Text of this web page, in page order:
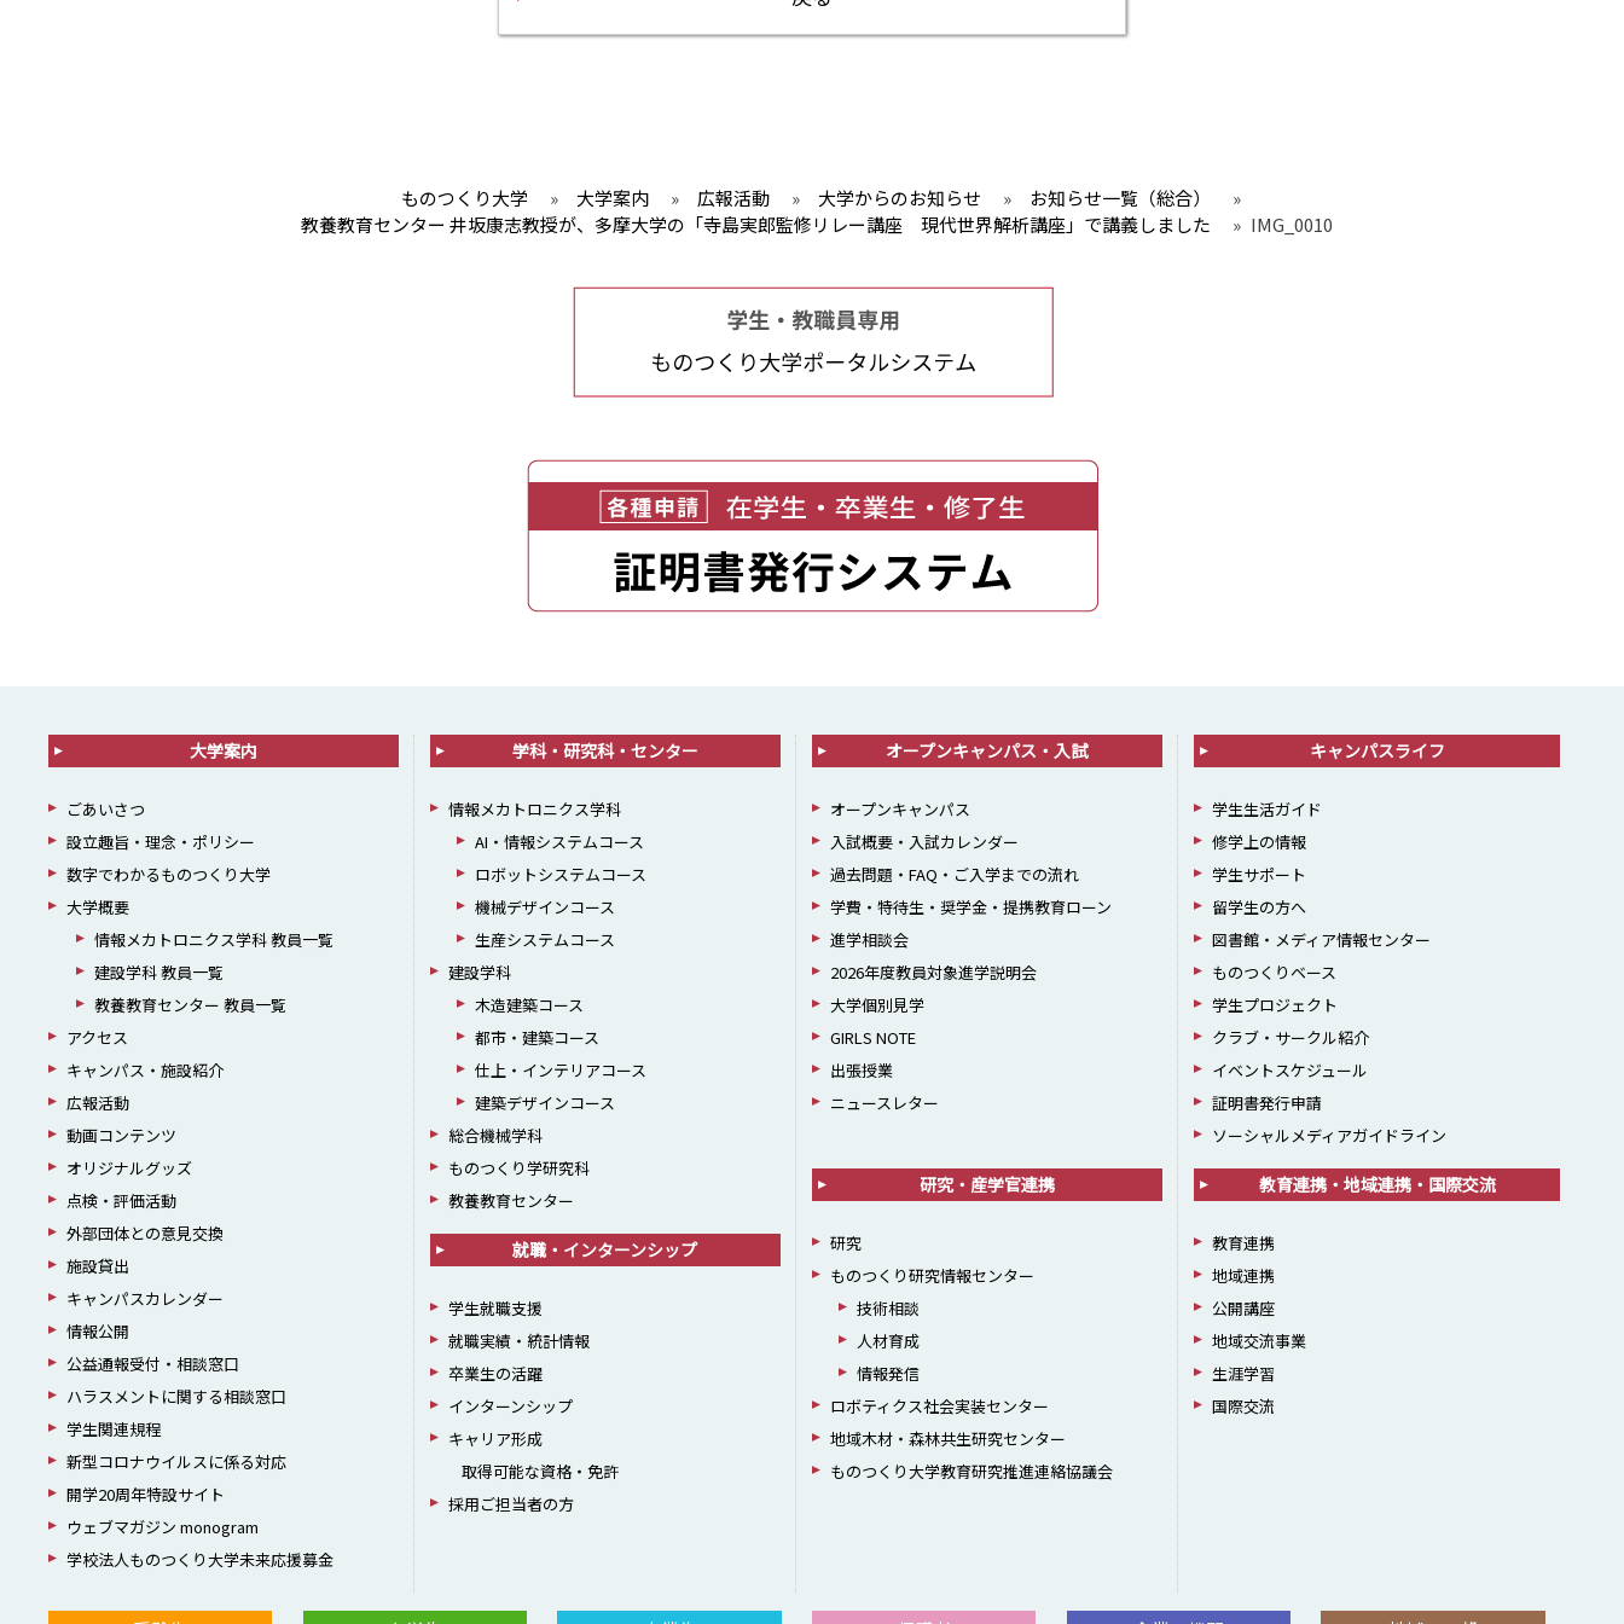
ものつくり大学 » 大学案内 » 広報活動 » 大学からのお知らせ » お知らせ一覧（総合）
»
教養教育センター 井坂康志教授が、多摩大学の「寺島実郎監修リレー講座 現代世界解析講座」で講義しました
» IMG_0010
大学案内
ごあいさつ
設立趣旨・理念・ポリシー
数字でわかるものつくり大学
大学概要
情報メカトロニクス学科 教員一覧
建設学科 教員一覧
教養教育センター 教員一覧
アクセス
キャンパス・施設紹介
広報活動
動画コンテンツ
オリジナルグッズ
点検・評価活動
外部団体との意見交換
施設貸出
キャンパスカレンダー
情報公開
公益通報受付・相談窓口
ハラスメントに関する相談窓口
学生関連規程
新型コロナウイルスに係る対応
開学20周年特設サイト
ウェブマガジン monogram
学校法人ものつくり大学未来応援募金
学科・研究科・センター
情報メカトロニクス学科
AI・情報システムコース
ロボットシステムコース
機械デザインコース
生産システムコース
建設学科
木造建築コース
都市・建築コース
仕上・インテリアコース
建築デザインコース
総合機械学科
ものつくり学研究科
教養教育センター
就職・インターンシップ
学生就職支援
就職実績・統計情報
卒業生の活躍
インターンシップ
キャリア形成
取得可能な資格・免許
採用ご担当者の方
オープンキャンパス・入試
オープンキャンパス
入試概要・入試カレンダー
過去問題・FAQ・ご入学までの流れ
学費・特待生・奨学金・提携教育ローン
進学相談会
2026年度教員対象進学説明会
大学個別見学
GIRLS NOTE
出張授業
ニュースレター
研究・産学官連携
研究
ものつくり研究情報センター
技術相談
人材育成
情報発信
ロボティクス社会実装センター
地域木材・森林共生研究センター
ものつくり大学教育研究推進連絡協議会
キャンパスライフ
学生生活ガイド
修学上の情報
学生サポート
留学生の方へ
図書館・メディア情報センター
ものつくりベース
学生プロジェクト
クラブ・サークル紹介
イベントスケジュール
証明書発行申請
ソーシャルメディアガイドライン
教育連携・地域連携・国際交流
教育連携
地域連携
公開講座
地域交流事業
生涯学習
国際交流